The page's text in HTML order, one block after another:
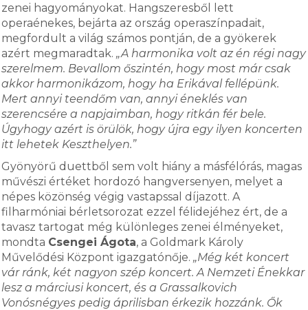
zenei hagyományokat. Hangszeresből lett
operaénekes, bejárta az ország operaszínpadait,
megfordult a világ számos pontján, de a gyökerek
azért megmaradtak.„A harmonika volt az én régi nagy
szerelmem. Bevallom őszintén, hogy most már csak
akkor harmonikázom, hogy ha Erikával fellépünk.
Mert annyi teendőm van, annyi éneklés van
szerencsére a napjaimban, hogy ritkán fér bele.
Úgyhogy azért is örülök, hogy újra egy ilyen koncerten
itt lehetek Keszthelyen.”
Gyönyörű duettből sem volt hiány a másfélórás, magas
művészi értéket hordozó hangversenyen, melyet a
népes közönség végig vastapssal díjazott. A
filharmóniai bérletsorozat ezzel félidejéhez ért, de a
tavasz tartogat még különleges zenei élményeket,
mondta Csengei Ágota, a Goldmark Károly
Művelődési Központ igazgatónője.„Még két koncert
vár ránk, két nagyon szép koncert. A Nemzeti Énekkar
lesz a márciusi koncert, és a Grassalkovich
Vonósnégyes pedig áprilisban érkezik hozzánk. Ők